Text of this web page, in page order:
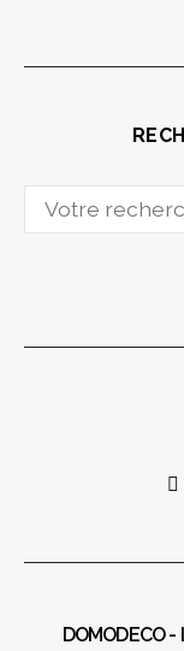
DOMODECO